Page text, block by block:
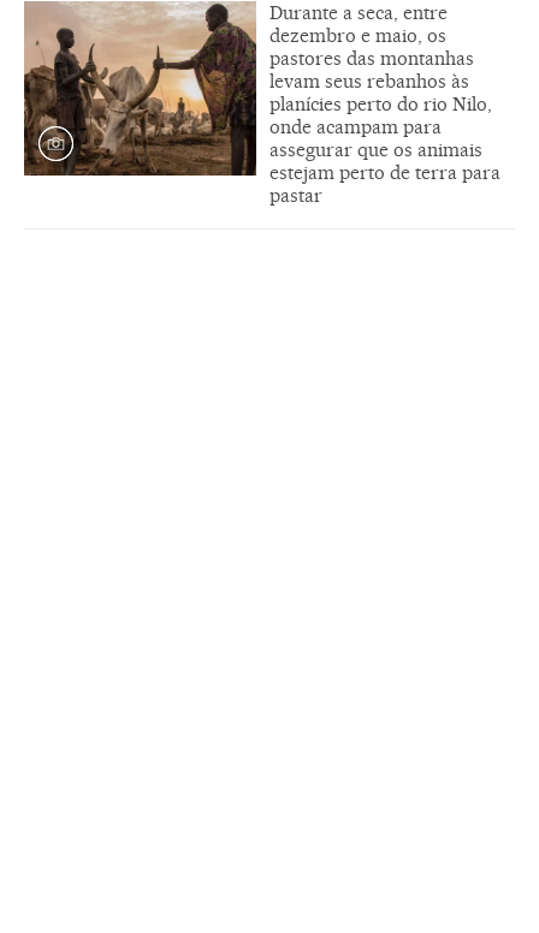
Durante a seca, entre
dezembro e maio, os
pastores das montanhas
levam seus rebanhos às
planícies perto do rio Nilo,
onde acampam para
assegurar que os animais
estejam perto de terra para
pastar